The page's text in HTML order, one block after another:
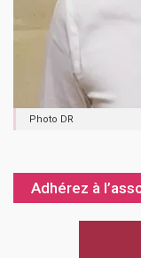
Photo DR
Adhérez à